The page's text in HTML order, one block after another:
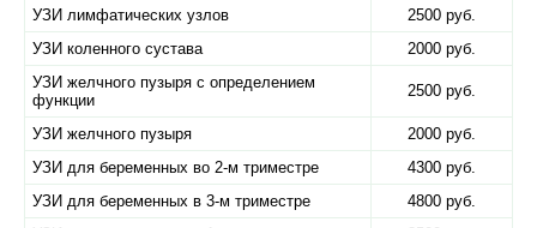
УЗИ лимфатических узлов
2500 руб.
УЗИ коленного сустава
2000 руб.
УЗИ желчного пузыря с определением
функции
2500 руб.
УЗИ желчного пузыря
2000 руб.
УЗИ для беременных во 2-м триместре
4300 руб.
УЗИ для беременных в 3-м триместре
4800 руб.